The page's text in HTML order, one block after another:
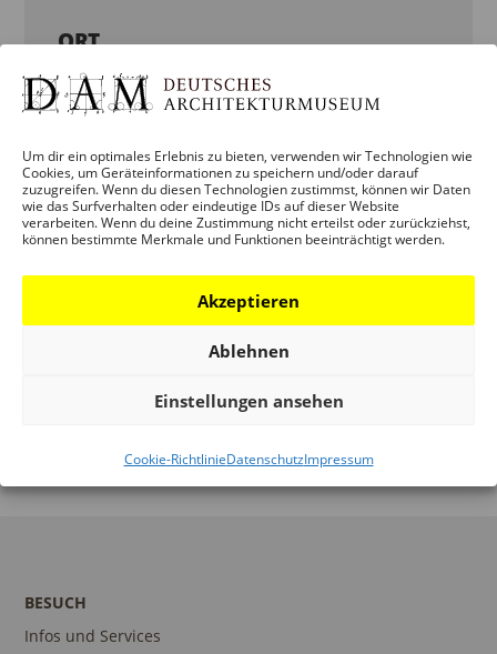
Um dir ein optimales Erlebnis zu bieten, verwenden wir Technologien wie
Cookies, um Geräteinformationen zu speichern und/oder darauf
zuzugreifen. Wenn du diesen Technologien zustimmst, können wir Daten
wie das Surfverhalten oder eindeutige IDs auf dieser Website
verarbeiten. Wenn du deine Zustimmung nicht erteilst oder zurückziehst,
können bestimmte Merkmale und Funktionen beeinträchtigt werden.
Akzeptieren
Ablehnen
Einstellungen ansehen
Cookie-RichtlinieDatenschutzImpressum
ORT
DEUTSCHES ARCHITEKTURMUSEUM
(DAM)
Schaumainkai 43
Frankfurt / M.,Hessen D-60596
Telefon:
SERIE. BAUKULTUR
ARCHITEKT . FOTOGRAF
BESUCH
Infos und Services